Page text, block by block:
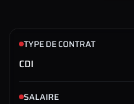
TYPE DE CONTRAT
CDI
SALAIRE